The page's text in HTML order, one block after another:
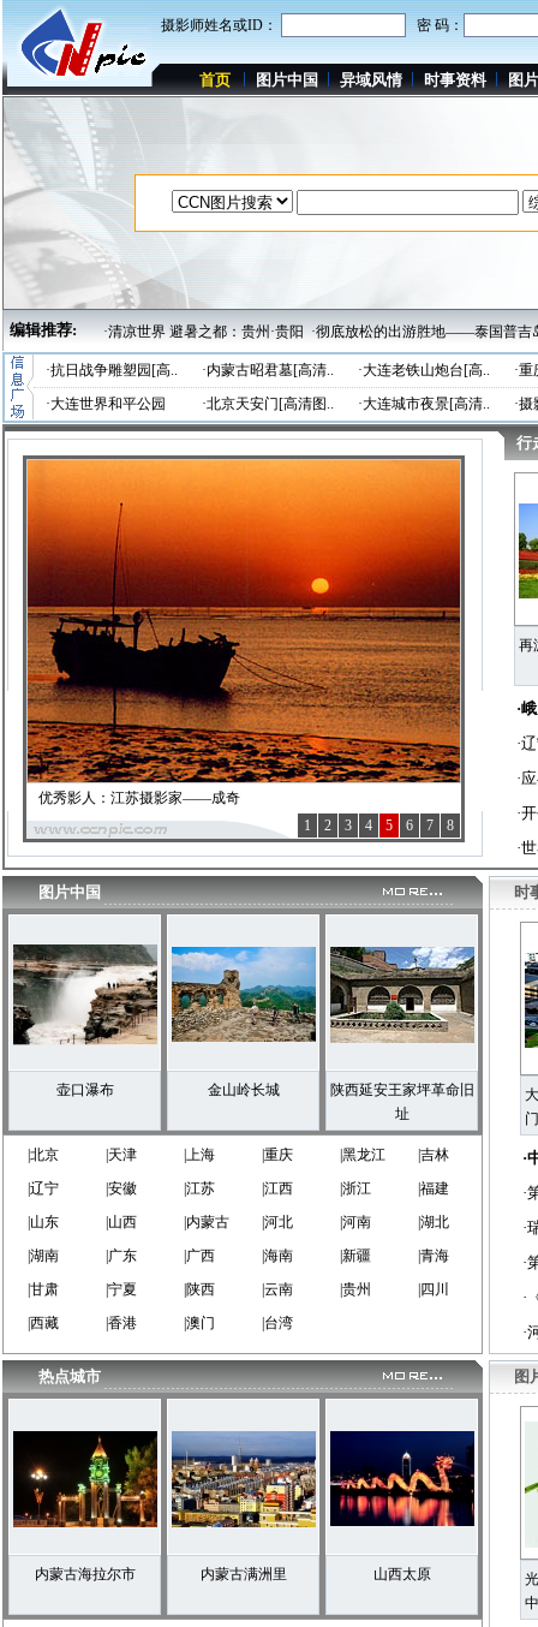
摄影师姓名或ID： 密 码：
首页 图片中国 异域风情 时事资料 图
编辑推荐:
护压力 ·清凉世界 避暑之都：贵州·贵阳 ·彻底放松的出游胜地——泰国普吉岛 ·
·抗日战争雕塑园[高.. ·内蒙古昭君墓[高清.. ·大连老铁山炮台[高.. ·重
·大连世界和平公园 ·北京天安门[高清图.. ·大连城市夜景[高清.. ·摄
优秀影人：江苏摄影家——成奇
1
2 3 4 5 6 7 8
行
再
·
·
·
·
·
图片中国
壶口瀑布 金山岭长城
陕西延安王家坪革命旧
址
|北京 |天津 |上海 |重庆 |黑龙江
|吉林
|辽宁
|安徽 |江苏 |江西 |浙江
|福建
|山东
|山西 |内蒙古 |河北 |河南
|湖北
|湖南
|广东 |广西 |海南 |新疆
|青海
|甘肃
|宁夏 |陕西 |云南 |贵州
|四川
|西藏
|香港 |澳门 |台湾
时
·
·
·
·
·
·
热点城市
内蒙古海拉尔市 内蒙古满洲里 山西太原
图